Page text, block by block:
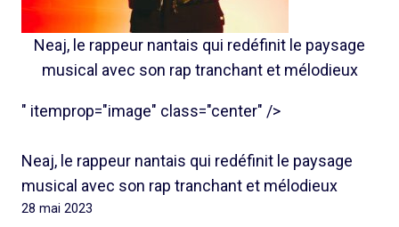
Neaj, le rappeur nantais qui redéfinit le paysage
musical avec son rap tranchant et mélodieux
" itemprop="image" class="center" />
Neaj, le rappeur nantais qui redéfinit le paysage
musical avec son rap tranchant et mélodieux
28 mai 2023